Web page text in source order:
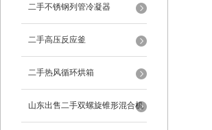
二手不锈钢列管冷凝器
二手高压反应釜
二手热风循环烘箱
山东出售二手双螺旋锥形混合机